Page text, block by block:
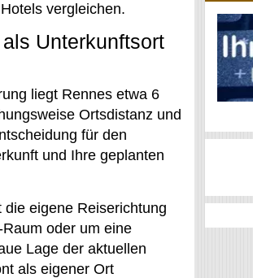
vergleichen.
Unterkunftsort
liegt Rennes etwa 6
Ortsdistanz und
für den
und Ihre geplanten
eigene Reiserichtung
oder um eine
Lage der aktuellen
als eigener Ort